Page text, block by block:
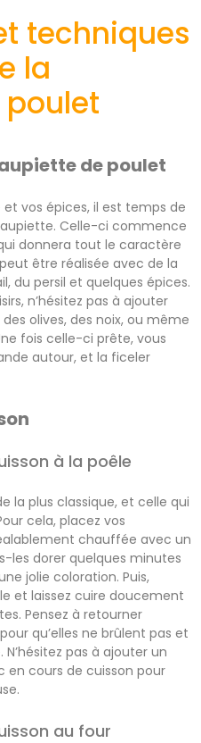
techniques
la
de poulet
vos épices, il est temps de
Celle-ci commence
donnera tout le caractère
être réalisée avec de la
du persil et quelques épices.
n’hésitez pas à ajouter
olives, des noix, ou même
fois celle-ci prête, vous
autour, et la ficeler
à la poêle
la plus classique, et celle qui
cela, placez vos
chauffée avec un
les dorer quelques minutes
jolie coloration. Puis,
et laissez cuire doucement
Pensez à retourner
qu’elles ne brûlent pas et
pas à ajouter un
en cours de cuisson pour
au four